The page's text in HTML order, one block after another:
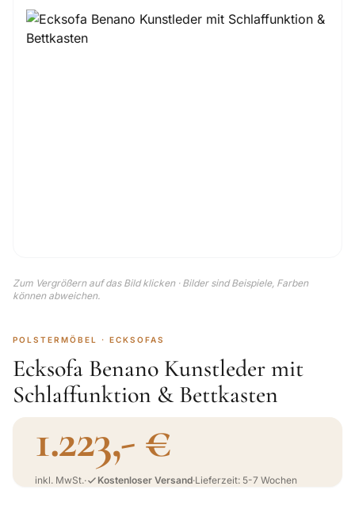
Zum Vergrößern auf das Bild klicken · Bilder sind Beispiele, Farben
können abweichen.
POLSTERMÖBEL · ECKSOFAS
Ecksofa Benano Kunstleder mit
Schlaffunktion & Bettkasten
1.223,- €
inkl. MwSt.· Kostenloser Versand·Lieferzeit: 5-7 Wochen